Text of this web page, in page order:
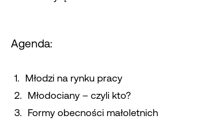
Agenda:
Młodzi na rynku pracy
Młodociany – czyli kto?
Formy obecności małoletnich